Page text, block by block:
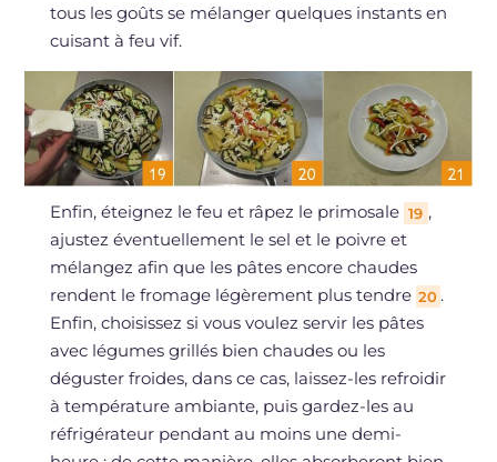
tous les goûts se mélanger quelques instants en
cuisant à feu vif.
Enfin, éteignez le feu et râpez le primosale 19 ,
ajustez éventuellement le sel et le poivre et
mélangez afin que les pâtes encore chaudes
rendent le fromage légèrement plus tendre 20 .
Enfin, choisissez si vous voulez servir les pâtes
avec légumes grillés bien chaudes ou les
déguster froides, dans ce cas, laissez-les refroidir
à température ambiante, puis gardez-les au
réfrigérateur pendant au moins une demi-